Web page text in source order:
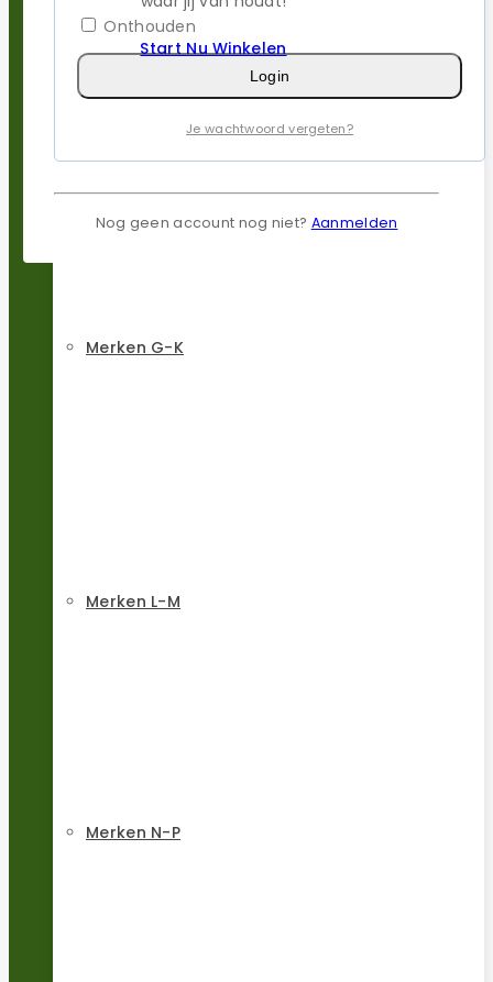
Merken G-K
Merken L-M
Merken N-P
Onthouden
Login
Je wachtwoord vergeten?
Nog geen account nog niet? Aanmelden
Start Nu Winkelen